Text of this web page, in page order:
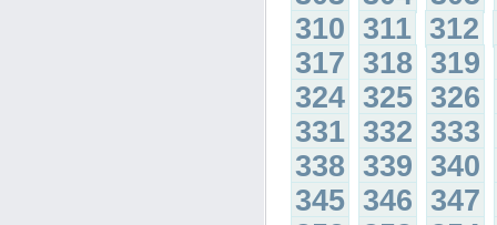
310 311 312
317 318 319
324 325 326
331 332 333
338 339 340
345 346 347